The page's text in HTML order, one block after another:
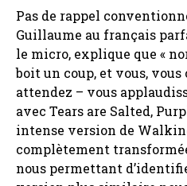
Pas de rappel
Guillaume au français
le micro, explique que «
boit un coup, et vous,
attendez – vous
avec Tears are Salted,
intense version de
complètement
nous permettant